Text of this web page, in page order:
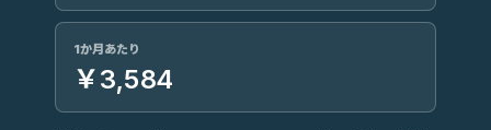
1か月あたり
￥3,584